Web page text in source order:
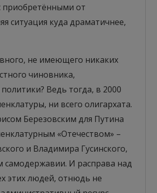
приобретёнными от
ситуация куда драматичнее,
не имеющего никаких
чиновника,
Ведь тогда, в 2000
ни всего олигархата.
Березовским для Путина
«Отечеством» –
и Владимира Гусинского,
самодержавии. И расправа над
этих людей, отнюдь не